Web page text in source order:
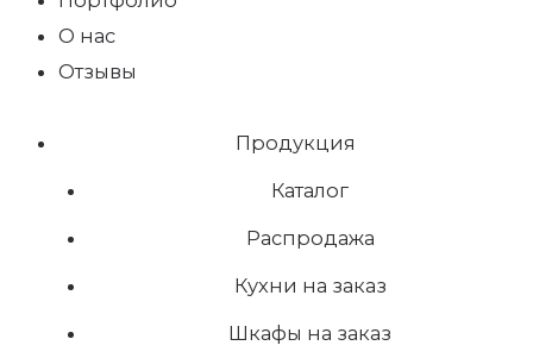
О нас
Отзывы
Продукция
Каталог
Распродажа
Кухни на заказ
Шкафы на заказ